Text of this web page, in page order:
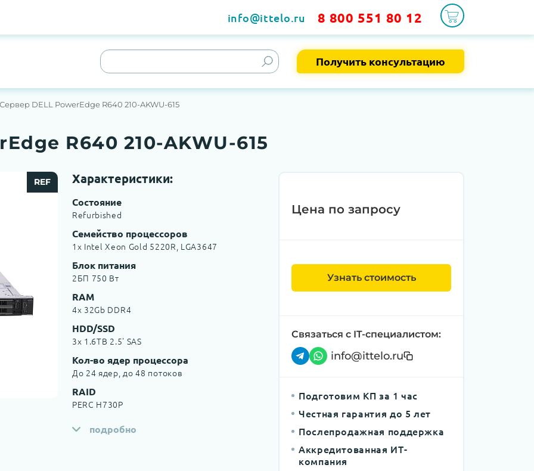
info@ittelo.ru 8 800 551 80 12
Получить консультацию
Сервер DELL PowerEdge R640 210-AKWU-615
R640 210-AKWU-615
REF Характеристики:
Состояние
Refurbished
Семейство процессоров
1x Intel Xeon Gold 5220R, LGA3647
Блок питания
2БП 750 Вт
RAM
4x 32Gb DDR4
HDD/SSD
3x 1.6TB 2.5' SAS
Кол-во ядер процессора
До 24 ядер, до 48 потоков
RAID
PERC H730P
подробно
Цена по запросу
Узнать стоимость
Связаться с IT-специалистом:
info@ittelo.ru
Подготовим КП за 1 час
Честная гарантия до 5 лет
Послепродажная поддержка
Аккредитованная ИТ-
компания